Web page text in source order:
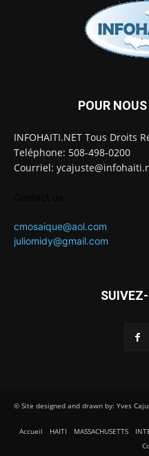
POUR
INFOHAITI.NET Tous Droits
Teléphone: 508-498-0200
Courriel:
cmosaique@aol.com
juliomidy@gmail.com
© Site designed and drawn by: Yves
Accueil HAITI MASSACHUSETTS